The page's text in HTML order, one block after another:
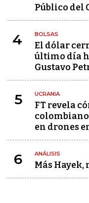
Público del
4 BOLSAS
El dólar
último día
Gustavo
5 UCRANIA
FT revela
en drones
6 ANÁLISIS
Más Hayek,